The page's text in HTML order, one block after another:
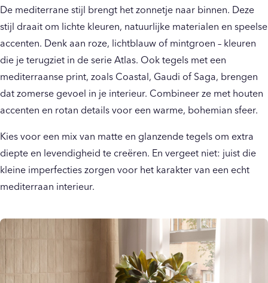
De mediterrane stijl brengt het zonnetje naar binnen. Deze
stijl draait om lichte kleuren, natuurlijke materialen en speelse
accenten. Denk aan roze, lichtblauw of mintgroen – kleuren
die je terugziet in de serie Atlas. Ook tegels met een
mediterraanse print, zoals Coastal, Gaudi of Saga, brengen
dat zomerse gevoel in je interieur. Combineer ze met houten
accenten en rotan details voor een warme, bohemian sfeer.
Kies voor een mix van matte en glanzende tegels om extra
diepte en levendigheid te creëren. En vergeet niet: juist die
kleine imperfecties zorgen voor het karakter van een echt
mediterraan interieur.